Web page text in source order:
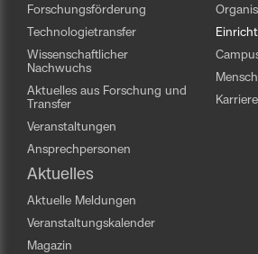
Forschungsförderung
Technologietransfer
Wissenschaftlicher
Nachwuchs
Aktuelles aus Forschung und
Transfer
Veranstaltungen
Ansprechpersonen
Karriere
Aktuelles
Aktuelle Meldungen
Veranstaltungskalender
Magazin